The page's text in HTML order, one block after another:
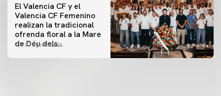
El Valencia CF y el
Valencia CF Femenino
realizan la tradicional
ofrenda floral a la Mare
de Déu dels
07 agosto 2026